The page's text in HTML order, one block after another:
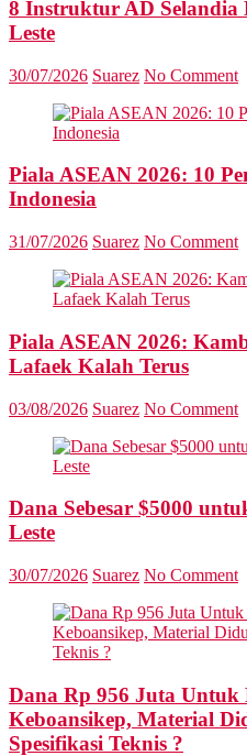
8 Instruktur AD
Leste
30/07/2026 Suarez No Comment
Piala ASEAN 2026: 10
Indonesia
31/07/2026 Suarez No Comment
Piala ASEAN 2026:
Lafaek Kalah Terus
03/08/2026 Suarez No Comment
Dana Sebesar $5000
Leste
30/07/2026 Suarez No Comment
Dana Rp 956 Juta Untuk
Keboansikep, Material
Spesifikasi Teknis ?